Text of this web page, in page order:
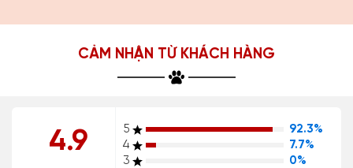
CẢM NHẬN TỪ KHÁCH HÀNG
4.9 5
92.3%
4
7.7%
3
0%